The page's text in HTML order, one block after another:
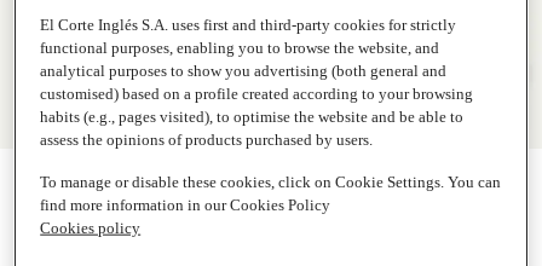
El Corte Inglés S.A. uses first and third-party cookies for strictly
functional purposes, enabling you to browse the website, and
analytical purposes to show you advertising (both general and
customised) based on a profile created according to your browsing
habits (e.g., pages visited), to optimise the website and be able to
assess the opinions of products purchased by users.
To manage or disable these cookies, click on Cookie Settings. You can
find more information in our Cookies Policy
Cookies policy